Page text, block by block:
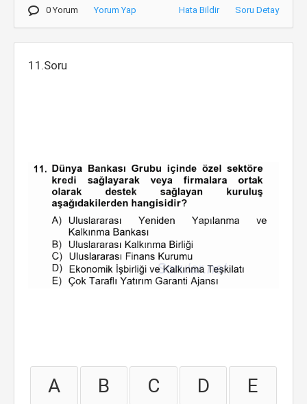
0 Yorum Yorum Yap Hata Bildir Soru Detay
11.Soru
A B C D E